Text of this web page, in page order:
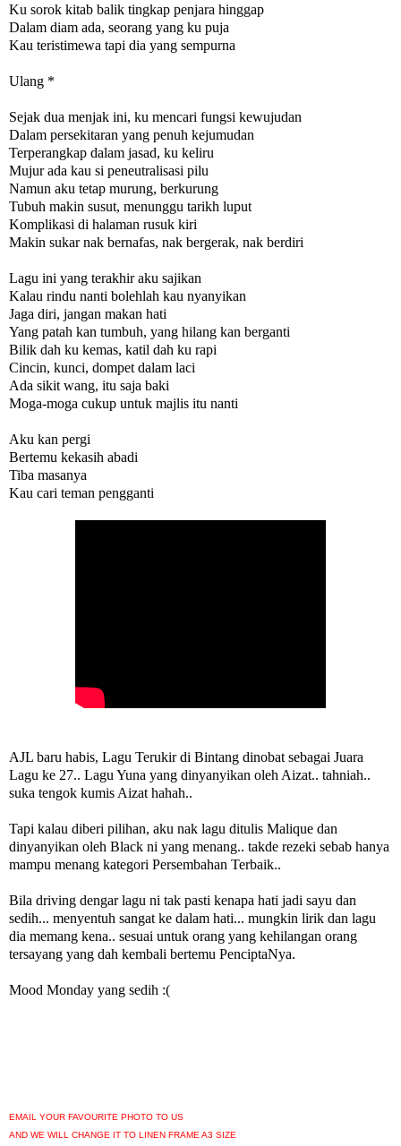
Ku sorok kitab balik tingkap penjara hinggap
Dalam diam ada, seorang yang ku puja
Kau teristimewa tapi dia yang sempurna
Ulang *
Sejak dua menjak ini, ku mencari fungsi kewujudan
Dalam persekitaran yang penuh kejumudan
Terperangkap dalam jasad, ku keliru
Mujur ada kau si peneutralisasi pilu
Namun aku tetap murung, berkurung
Tubuh makin susut, menunggu tarikh luput
Komplikasi di halaman rusuk kiri
Makin sukar nak bernafas, nak bergerak, nak berdiri
Lagu ini yang terakhir aku sajikan
Kalau rindu nanti bolehlah kau nyanyikan
Jaga diri, jangan makan hati
Yang patah kan tumbuh, yang hilang kan berganti
Bilik dah ku kemas, katil dah ku rapi
Cincin, kunci, dompet dalam laci
Ada sikit wang, itu saja baki
Moga-moga cukup untuk majlis itu nanti
Aku kan pergi
Bertemu kekasih abadi
Tiba masanya
Kau cari teman pengganti
AJL baru habis, Lagu Terukir di Bintang dinobat sebagai Juara
Lagu ke 27.. Lagu Yuna yang dinyanyikan oleh Aizat.. tahniah..
suka tengok kumis Aizat hahah..
Tapi kalau diberi pilihan, aku nak lagu ditulis Malique dan
dinyanyikan oleh Black ni yang menang.. takde rezeki sebab hanya
mampu menang kategori Persembahan Terbaik..
Bila driving dengar lagu ni tak pasti kenapa hati jadi sayu dan
sedih... menyentuh sangat ke dalam hati... mungkin lirik dan lagu
dia memang kena.. sesuai untuk orang yang kehilangan orang
tersayang yang dah kembali bertemu PenciptaNya.
Mood Monday yang sedih :(
EMAIL YOUR FAVOURITE PHOTO TO US
AND WE WILL CHANGE IT TO LINEN FRAME A3 SIZE